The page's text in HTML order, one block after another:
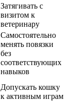
Затягивать с
визитом к
ветеринару
Самостоятельно
менять повязки
без
соответствующих
навыков
Допускать кошку
к активным играм